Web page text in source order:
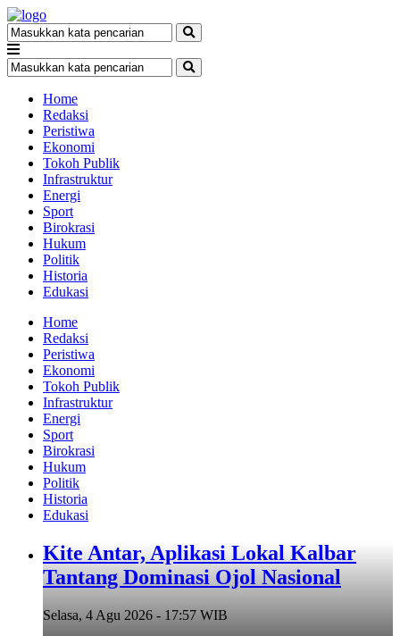
Home
Redaksi
Peristiwa
Ekonomi
Tokoh Publik
Infrastruktur
Energi
Sport
Birokrasi
Hukum
Politik
Historia
Edukasi
Home
Redaksi
Peristiwa
Ekonomi
Tokoh Publik
Infrastruktur
Energi
Sport
Birokrasi
Hukum
Politik
Historia
Edukasi
Kite Antar, Aplikasi Lokal Kalbar
Tantang Dominasi Ojol Nasional
Selasa, 4 Agu 2026 - 17:57 WIB